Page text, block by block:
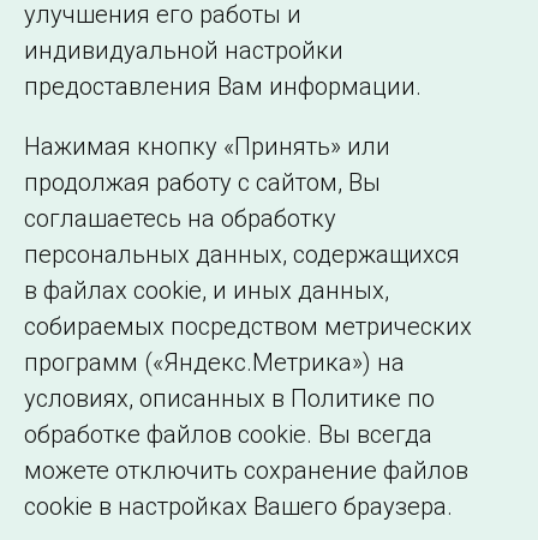
©2005–2026 АО «СО ЕЭС»
Филиалы и
представительства
Сведения об
образовательной
организации
улучшения его работы и
индивидуальной настройки
предоставления Вам информации.
Нажимая кнопку «Принять» или
продолжая работу с сайтом, Вы
соглашаетесь на обработку
персональных данных, содержащихся
в файлах cookie, и иных данных,
собираемых посредством метрических
программ («Яндекс.Метрика») на
условиях, описанных в Политике по
обработке файлов cookie. Вы всегда
можете отключить сохранение файлов
cookie в настройках Вашего браузера.